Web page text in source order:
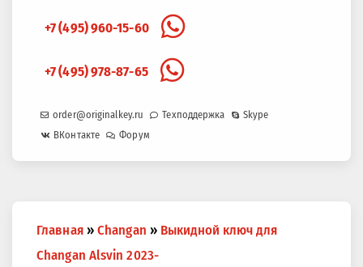
+7 (495) 960-15-60
+7 (495) 978-87-65
order@originalkey.ru Техподдержка
Skype
ВКонтакте
Форум
здесь
Главная » Сhangan » Выкидной ключ для
Changan Alsvin 2023-